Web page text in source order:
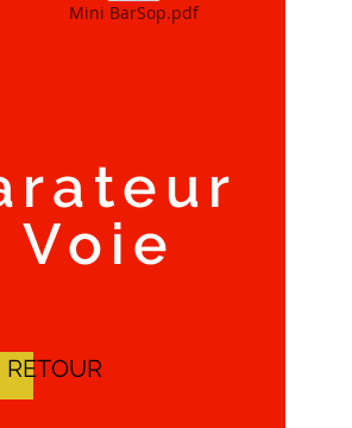
Mini BarSop.pdf
Voie
RETOUR